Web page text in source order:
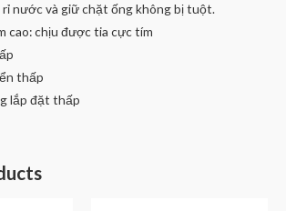
nước và giữ chặt ống không bị tuột.
cao: chịu được tia cực tím
thấp
lắp đặt thấp